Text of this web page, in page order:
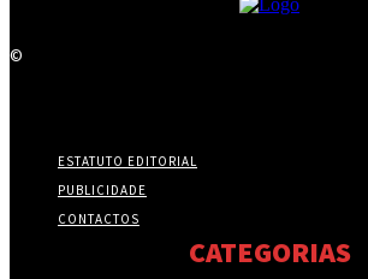
©
ESTATUTO EDITORIAL
PUBLICIDADE
CONTACTOS
CATEGORIAS